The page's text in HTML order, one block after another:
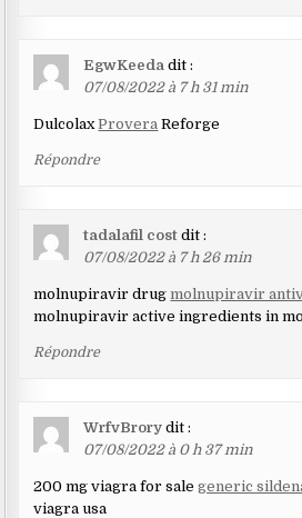
EgwKeeda dit :
07/08/2022 à 7 h 31 min
DulcolaxProvera Reforge
Répondre
tadalafil cost dit :
07/08/2022 à 7 h 26 min
molnupiravir drug molnupiravir
molnupiravir active ingredients in
Répondre
WrfvBrory dit :
07/08/2022 à 0 h 37 min
200 mg viagra for salegeneric
viagra usa